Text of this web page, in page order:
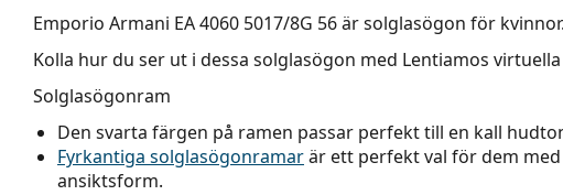
Emporio Armani EA 4060 5017/8G 56är solglasögon för kvinnor.
Kolla hur du ser ut i dessa solglasögon med Lentiamos
Solglasögonram
Den svarta färgen på ramen passar perfekt till en kall
Fyrkantiga solglasögonramarär ett perfekt val för dem
ansiktsform.